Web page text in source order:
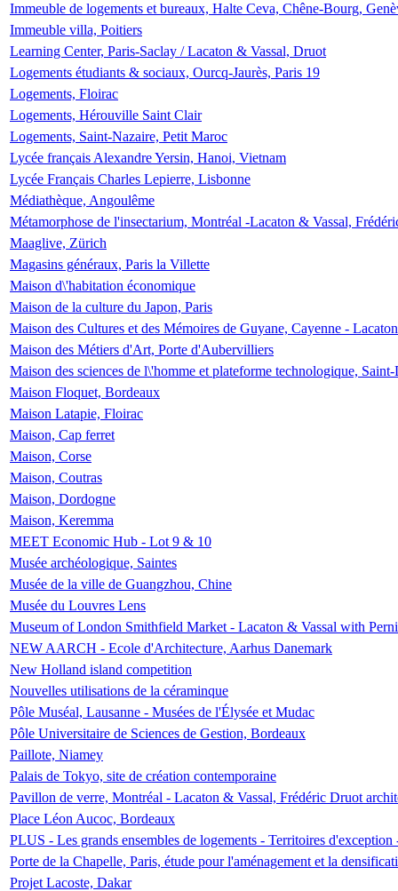
Immeuble de logements et bureaux, Halte Ceva, Chêne-Bourg,
Immeuble villa, Poitiers
Learning Center, Paris-Saclay / Lacaton & Vassal, Druot
Logements étudiants & sociaux, Ourcq-Jaurès, Paris 19
Logements, Floirac
Logements, Hérouville Saint Clair
Logements, Saint-Nazaire, Petit Maroc
Lycée français Alexandre Yersin, Hanoi, Vietnam
Lycée Français Charles Lepierre, Lisbonne
Médiathèque, Angoulême
Métamorphose de l'insectarium, Montréal -Lacaton & Vassal,
Maaglive, Zürich
Magasins généraux, Paris la Villette
Maison d\'habitation économique
Maison de la culture du Japon, Paris
Maison des Cultures et des Mémoires de Guyane, Cayenne -
Maison des Métiers d'Art, Porte d'Aubervilliers
Maison des sciences de l\'homme et plateforme technologique,
Maison Floquet, Bordeaux
Maison Latapie, Floirac
Maison, Cap ferret
Maison, Corse
Maison, Coutras
Maison, Dordogne
Maison, Keremma
MEET Economic Hub - Lot 9 & 10
Musée archéologique, Saintes
Musée de la ville de Guangzhou, Chine
Musée du Louvres Lens
Museum of London Smithfield Market - Lacaton & Vassal with
NEW AARCH - Ecole d'Architecture, Aarhus Danemark
New Holland island competition
Nouvelles utilisations de la céraminque
Pôle Muséal, Lausanne - Musées de l'Élysée et Mudac
Pôle Universitaire de Sciences de Gestion, Bordeaux
Paillote, Niamey
Palais de Tokyo, site de création contemporaine
Pavillon de verre, Montréal - Lacaton & Vassal, Frédéric Druot
Place Léon Aucoc, Bordeaux
PLUS - Les grands ensembles de logements - Territoires
Porte de la Chapelle, Paris, étude pour l'aménagement et la
Projet Lacoste, Dakar